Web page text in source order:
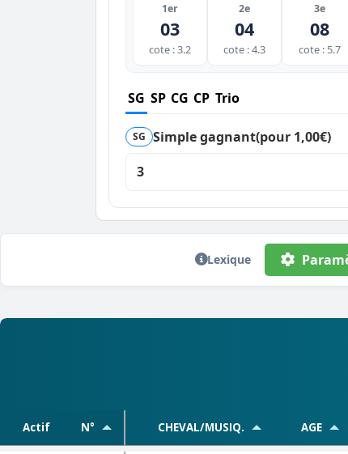
1er
03
cote : 3.2
2e
04
cote : 4.3
3e
08
cote : 5.7
SG SP CG CP Trio
SG Simple gagnant(pour 1,00€)
3
Lexique
Actif N° CHEVAL/MUSIQ. AGE